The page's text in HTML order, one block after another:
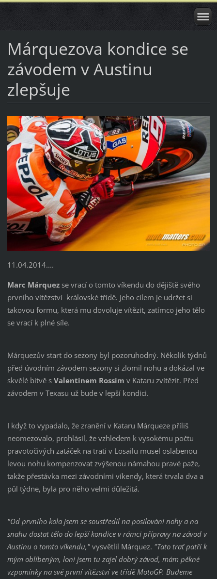
Márquezova kondice se
závodem v Austinu
zlepšuje
11.04.2014....
Marc Márquezse vrací o tomto víkendu do dějiště svého
prvního vítězství královské třídě. Jeho cílem je udržet si
takovou formu, která mu dovoluje vítězit, zatímco jeho tělo
se vrací k plné síle.
Márquezův start do sezony byl pozoruhodný. Několik týdnů
před úvodním závodem sezony si zlomil nohu a dokázal ve
skvělé bitvě sValentinem Rossim v Kataru zvítězit. Před
závodem v Texasu už bude v lepší kondici.
I když to vypadalo, že zranění v Kataru Márqueze příliš
neomezovalo, prohlásil, že vzhledem k vysokému počtu
pravotočivých zatáček na trati v Losailu musel oslabenou
levou nohu kompenzovat zvýšenou námahou pravé paže,
takže přestávka mezi závodními víkendy, která trvala dva a
půl týdne, byla pro něho velmi důležitá.
"Od prvního kola jsem se soustředil na posilování nohy a na
snahu dostat tělo do lepší kondice v rámci přípravy na závod v
Austinu o tomto víkendu,"vysvětlil Márquez. "Tato trať patří k
mým oblíbeným, loni jsem tu zajel dobrý závod, mám pěkné
vzpomínky na své první vítězství ve třídě MotoGP. Budeme